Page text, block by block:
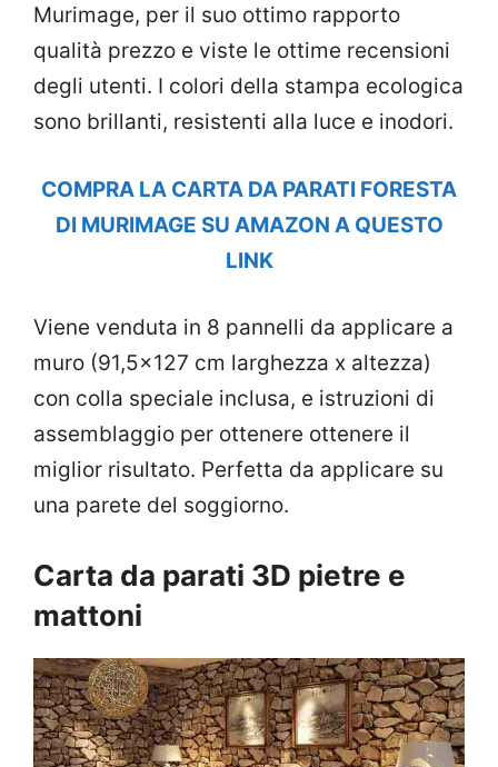
Murimage, per il suo ottimo rapporto
qualità prezzo e viste le ottime recensioni
degli utenti. I colori della stampa ecologica
sono brillanti, resistenti alla luce e inodori.
COMPRA LA CARTA DA PARATI FORESTA
DI MURIMAGE SU AMAZON A QUESTO
LINK
Viene venduta in 8 pannelli da applicare a
muro (91,5×127 cm larghezza x altezza)
con colla speciale inclusa, e istruzioni di
assemblaggio per ottenere ottenere il
miglior risultato. Perfetta da applicare su
una parete del soggiorno.
Carta da parati 3D pietre e
mattoni